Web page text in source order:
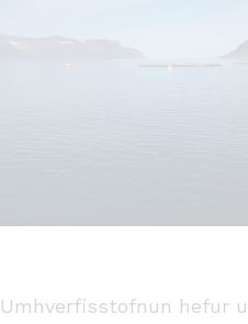
Umhverfisstofnun hefur